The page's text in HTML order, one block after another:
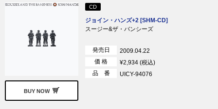
BUY NOW
CD
ジョイン・ハンズ+2 [SHM-CD]
スージー&ザ・バンシーズ
発売日
2009.04.22
価 格
¥2,934 (税込)
品 番
UICY-94076